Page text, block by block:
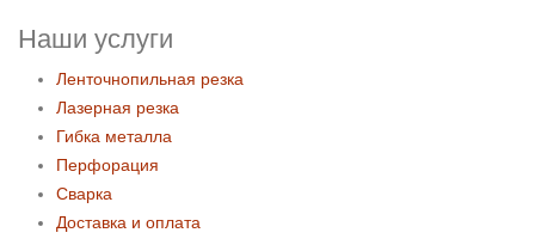
Наши услуги
Ленточнопильная резка
Лазерная резка
Гибка металла
Перфорация
Сварка
Доставка и оплата